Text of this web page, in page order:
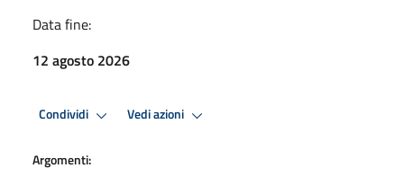
Data fine:
12 agosto 2026
Condividi Vedi azioni
Argomenti: